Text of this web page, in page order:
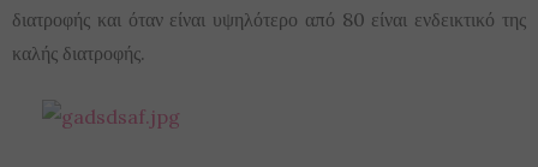
διατροφής και όταν είναι υψηλότερο από 80 είναι ενδεικτικό της
καλής διατροφής.